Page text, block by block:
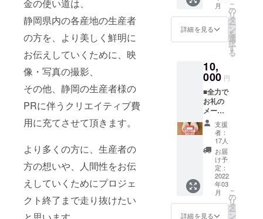
金の使い道は、
静岡県内の各産地の生産者
の方を、より美しく鮮明に
お伝えしていくために、映
像・写真の撮影、
その他、静岡の生産者様の
PRに伴うクリエイティブ費
用に充てさせて頂きます。
より多くの方に、生産者の
方の想いや、人間性をお伝
えしていくためにプロジェ
クト終了まで走り抜けたい
お楽し
み頂け
ます。
テッ
カー
THE
TEAの
厳選し
県内茶
葉を40g
お送り
しま
す。
（約24
杯分）
・・・
一回当
たり約
5gほど
使用
し、3煎
目まで
お楽し
み頂け
ます。
月
詳細を見る
こ
の
リ
タ
ー
ン
を
選
択
す
る
10,
000 円
■全力で
お礼の
メール
をお送
り致し
ます。
ただた
だ応援
プラ
ン！ た
だただ
応援し
ていた
だける
支援
者：
17人
お届
け予
定：
2022
年03
月
詳細を見る
こ
の
リ
タ
ー
ン